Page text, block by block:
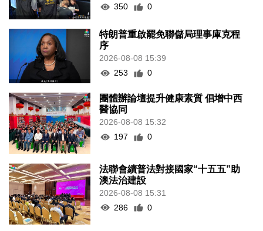
350 0
特朗普重啟罷免聯儲局理事庫克程
序
2026-08-08 15:39
253
0
團體辦論壇提升健康素質 倡增中西
醫協同
2026-08-08 15:32
197
0
法聯會續普法對接國家“十五五”助
澳法治建設
2026-08-08 15:31
286
0